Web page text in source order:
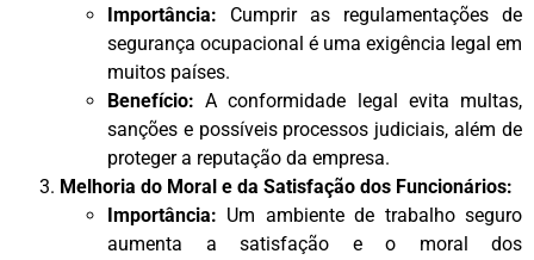
Importância: Cumprir as regulamentações de
segurança ocupacional é uma exigência legal em
muitos países.
Benefício: A conformidade legal evita multas,
sanções e possíveis processos judiciais, além de
proteger a reputação da empresa.
Melhoria do Moral e da Satisfação dos Funcionários:
Importância: Um ambiente de trabalho seguro
aumenta a satisfação e o moral dos